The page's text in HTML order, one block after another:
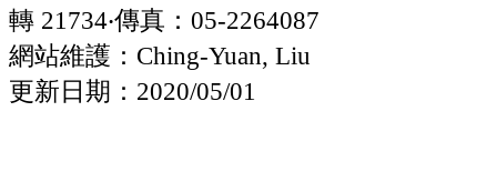
轉 21734‧傳真：05-2264087
網站維護：Ching-Yuan, Liu
更新日期：2020/05/01